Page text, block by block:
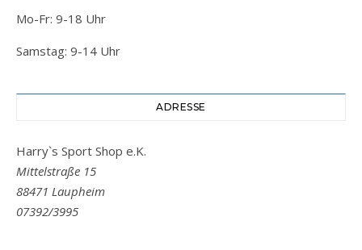
Mo-Fr: 9-18 Uhr
Samstag: 9-14 Uhr
ADRESSE
Harry`s Sport Shop e.K.
Mittelstraße 15
88471 Laupheim
07392/3995